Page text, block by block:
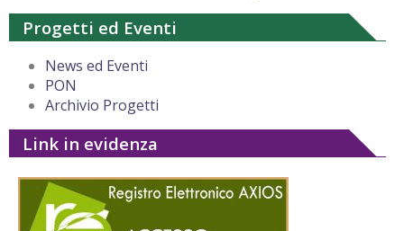
Progetti ed Eventi
News ed Eventi
PON
Archivio Progetti
Link in evidenza